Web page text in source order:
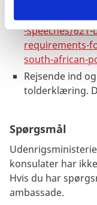
https://
-speeches/
requirements-
south-african-
Rejsende ind
tolderklæring.
Spørgsmål
konsulater har
Hvis du har
ambassade.